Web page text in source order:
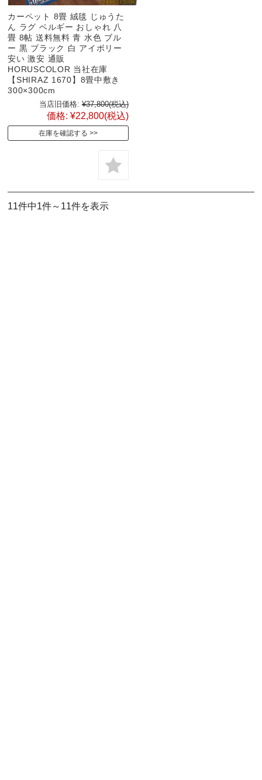
カーペット 8畳 絨毯 じゅうた
ん ラグ ベルギー おしゃれ 八
畳 8帖 送料無料 青 水色 ブル
ー 黒 ブラック 白 アイボリー
安い 激安 通販
HORUSCOLOR 当社在庫
【SHIRAZ 1670】8畳中敷き
300×300cm
当店旧価格: ¥37,800(税込)
価格: ¥22,800(税込)
在庫を確認する
11件中1件～11件を表示